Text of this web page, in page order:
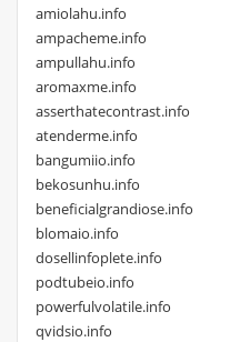
amiolahu.info
ampacheme.info
ampullahu.info
aromaxme.info
asserthatecontrast.info
atenderme.info
bangumiio.info
bekosunhu.info
beneficialgrandiose.info
blomaio.info
dosellinfoplete.info
podtubeio.info
powerfulvolatile.info
qvidsio.info